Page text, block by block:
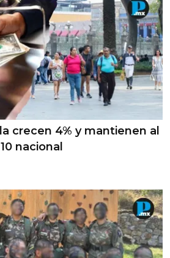
crecen 4% y mantienen al
nacional